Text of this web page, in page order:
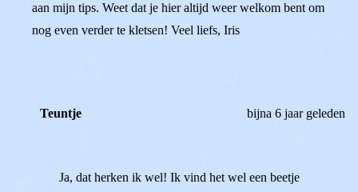
aan mijn tips. Weet dat je hier altijd weer welkom bent om
nog even verder te kletsen! Veel liefs, Iris
Teuntje bijna 6 jaar geleden
Ja, dat herken ik wel! Ik vind het wel een beetje